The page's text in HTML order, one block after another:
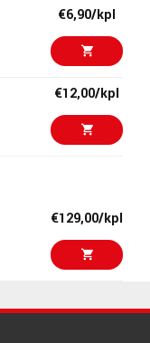
€144,00/kpl
€299,00
€6,90/kpl
€12,00/kpl
€25,00/kpl
€129,00/kpl